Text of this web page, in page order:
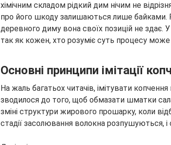
хімічним складом рідкий дим нічим не
про його шкоду залишаються лише байками.
деревного диму вона своїх позицій не здає.
так як кожен, хто розуміє суть процесу може
Основні принципи імітації
На жаль багатьох читачів, імітувати
зводилося до того, щоб обмазати шматки
зміні структури жирового прошарку, коли
стадії засолювання волокна розпушуються, і